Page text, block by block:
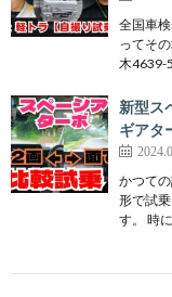
全国車
ってそ
木4639-
新型ス
ギアタ
かつて
形で試
す。 時